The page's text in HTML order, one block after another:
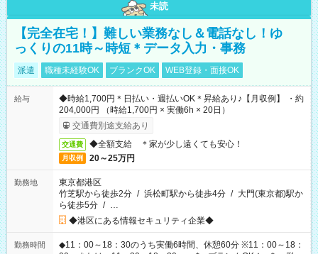
未読
【完全在宅！】難しい業務なし＆電話なし！ゆ
っくりの11時～時短＊データ入力・事務
派遣 職種未経験OK ブランクOK WEB登録・面接OK
給与
◆時給1,700円＊日払い・週払いOK＊昇給あり♪【月収例】 ・約
204,000円 （時給1,700円 × 実働6h × 20日）
交通費別途支給あり
交通費 ◆全額支給 ＊家が少し遠くても安心！
月収例 20～25万円
勤務地
東京都港区
竹芝駅から徒歩2分 / 浜松町駅から徒歩4分 / 大門(東京都)駅か
ら徒歩5分 / …
◆港区にある情報セキュリティ企業◆
勤務時間
◆11：00～18：30のうち実働6時間、休憩60分 ※11：00～18：